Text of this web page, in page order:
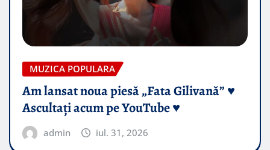
MUZICA POPULARA
Am lansat noua piesă „Fata Gilivană” ♥️
Ascultați acum pe YouTube ♥️
admin iul. 31, 2026